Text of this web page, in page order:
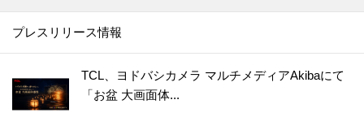
プレスリリース情報
TCL、ヨドバシカメラ マルチメディアAkibaにて
「お盆 大画面体...